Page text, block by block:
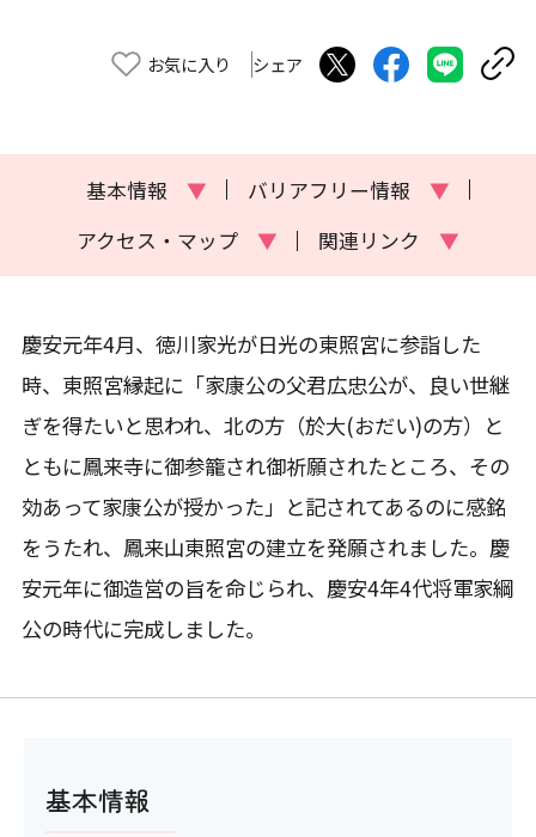
お気に入り シェア
基本情報 ▼ バリアフリー情報
▼
アクセス・マップ
▼ 関連リンク ▼
慶安元年4月、徳川家光が日光の東照宮に参詣した
時、東照宮縁起に「家康公の父君広忠公が、良い世継
ぎを得たいと思われ、北の方（於大(おだい)の方）と
ともに鳳来寺に御参籠され御祈願されたところ、その
効あって家康公が授かった」と記されてあるのに感銘
をうたれ、鳳来山東照宮の建立を発願されました。慶
安元年に御造営の旨を命じられ、慶安4年4代将軍家綱
公の時代に完成しました。
基本情報